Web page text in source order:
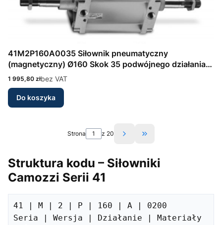
41M2P160A0035 Siłownik pneumatyczny
(magnetyczny) Ø160 Skok 35 podwójnego działania,
amortyzacja przód/tył Seria 41 wg DIN/ISO 6431
Camozzi
Cena
1 995,80 złbez VAT
Do koszyka
Strona z 20 Przejdź do ostatniej
Struktura kodu – Siłowniki
Camozzi Serii 41
41 | M | 2 | P | 160 | A | 0200
Seria | Wersja | Działanie | Materiały